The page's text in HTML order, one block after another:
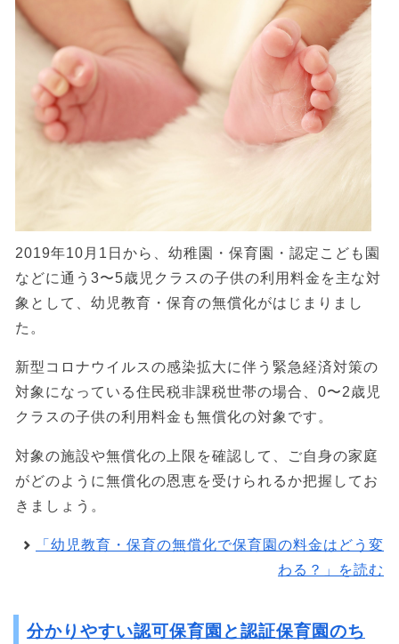
2019年10月1日から、幼稚園・保育園・認定こども園
などに通う3〜5歳児クラスの子供の利用料金を主な対
象として、幼児教育・保育の無償化がはじまりまし
た。
新型コロナウイルスの感染拡大に伴う緊急経済対策の
対象になっている住民税非課税世帯の場合、0〜2歳児
クラスの子供の利用料金も無償化の対象です。
対象の施設や無償化の上限を確認して、ご自身の家庭
がどのように無償化の恩恵を受けられるか把握してお
きましょう。
「幼児教育・保育の無償化で保育園の料金はどう変
わる？」を読む
分かりやすい認可保育園と認証保育園のち